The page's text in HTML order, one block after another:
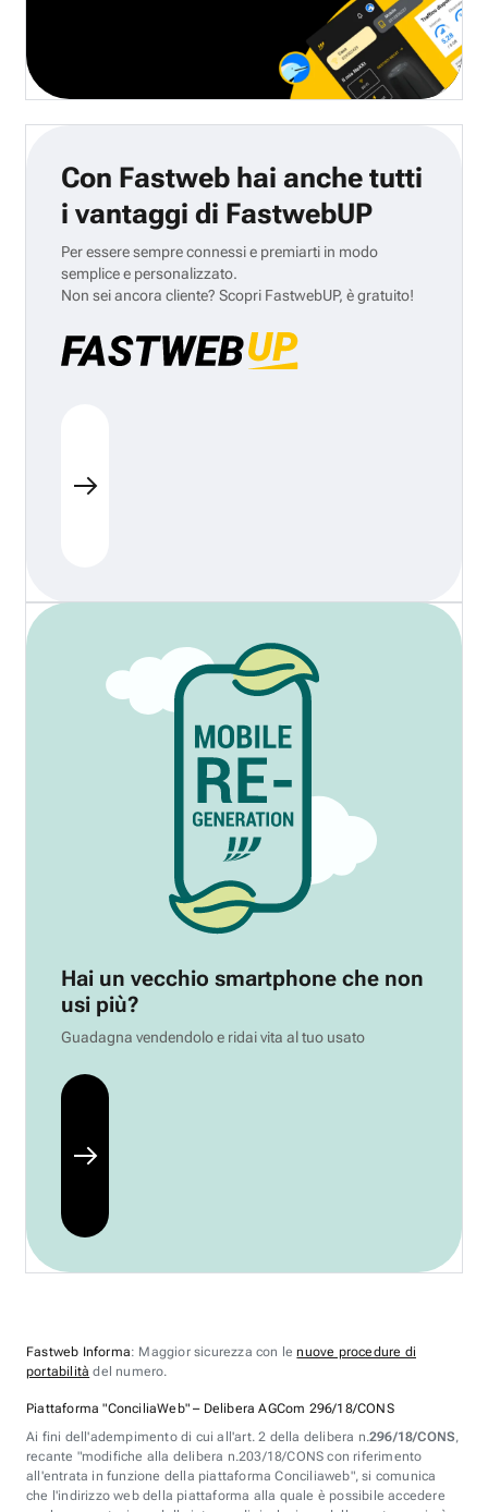
Con Fastweb hai anche tutti
i vantaggi di FastwebUP
Per essere sempre connessi e premiarti in modo
semplice e personalizzato.
Non sei ancora cliente? Scopri FastwebUP, è gratuito!
Hai un vecchio smartphone che non
usi più?
Guadagna vendendolo e ridai vita al tuo usato
Fastweb Informa: Maggior sicurezza con lenuove procedure di
portabilità del numero.
Piattaforma "ConciliaWeb" – Delibera AGCom 296/18/CONS
Ai fini dell'adempimento di cui all'art. 2 della delibera n.296/18/CONS,
recante "modifiche alla delibera n.203/18/CONS con riferimento
all'entrata in funzione della piattaforma Conciliaweb", si comunica
che l'indirizzo web della piattaforma alla quale è possibile accedere